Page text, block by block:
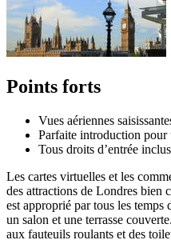
Points forts
Vues aériennes
Parfaite introduction pour
Tous droits d’entrée inclus
Les cartes virtuelles et les
des attractions de Londres bien
est approprié par tous les temps
un salon et une terrasse
aux fauteuils roulants et des